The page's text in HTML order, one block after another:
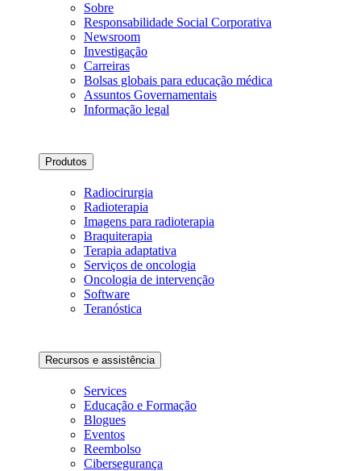
Sobre
Responsabilidade Social Corporativa
Newsroom
Investigação
Carreiras
Bolsas globais para educação médica
Assuntos Governamentais
Informação legal
Produtos
Radiocirurgia
Radioterapia
Imagens para radioterapia
Braquiterapia
Terapia adaptativa
Serviços de oncologia
Oncologia de intervenção
Software
Teranóstica
Recursos e assistência
Services
Educação e Formação
Blogues
Eventos
Reembolso
Cibersegurança